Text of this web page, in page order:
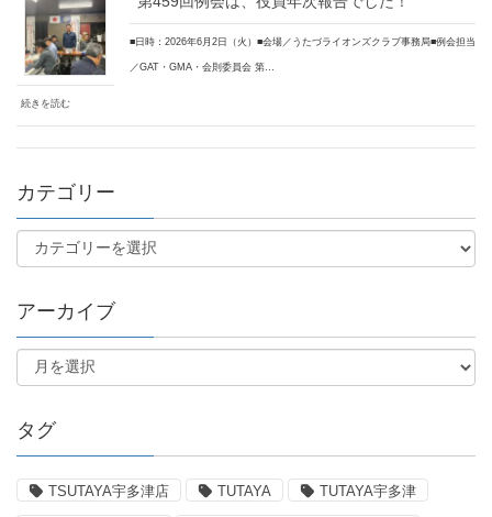
■日時：2026年6月2日（火）■会場／うたづライオンズクラブ事務局■例会担当
／GAT・GMA・会則委員会 第…
続きを読む
カテゴリー
アーカイブ
タグ
TSUTAYA宇多津店 TUTAYA TUTAYA宇多津